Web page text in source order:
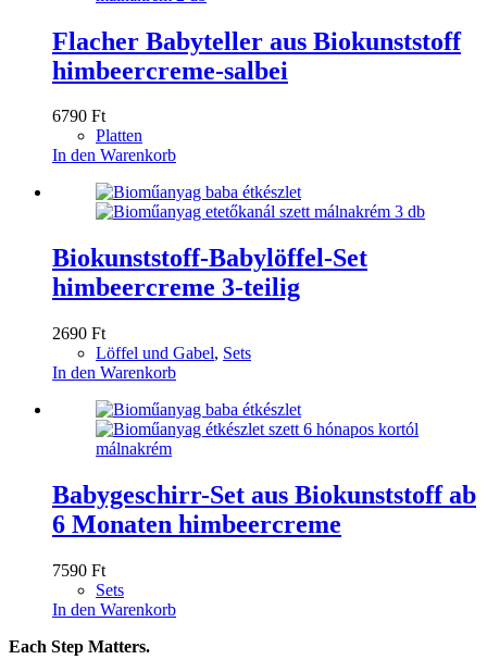
Flacher Babyteller aus Biokunststoff
himbeercreme-salbei
6790 Ft
Platten
In den Warenkorb
Biokunststoff-Babylöffel-Set
himbeercreme 3-teilig
2690 Ft
Löffel und Gabel, Sets
In den Warenkorb
Babygeschirr-Set aus Biokunststoff ab
6 Monaten himbeercreme
7590 Ft
Sets
In den Warenkorb
Each Step Matters.